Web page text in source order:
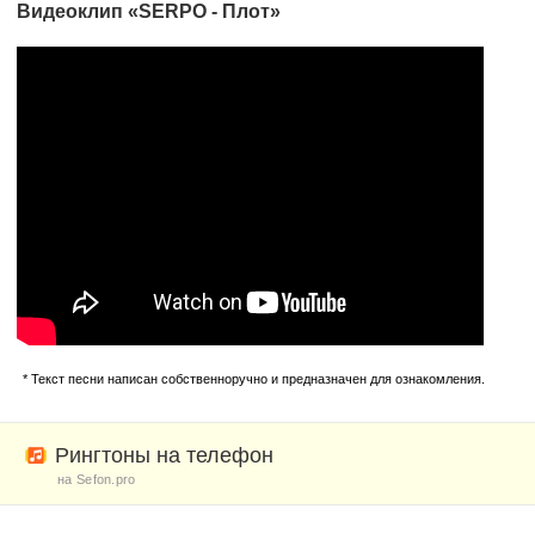
Видеоклип «SERPO - Плот»
* Текст песни написан собственноручно и предназначен для ознакомления.
Рингтоны на телефон
на Sefon.pro